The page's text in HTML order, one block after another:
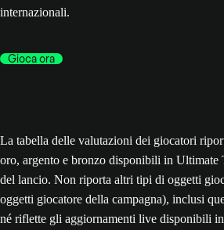
internazionali.
Gioca ora
La tabella delle valutazioni dei giocatori
oro, argento e bronzo disponibili in
del lancio. Non riporta altri tipi di oggetti
oggetti giocatore della campagna), inclusi
né riflette gli aggiornamenti live disponibili